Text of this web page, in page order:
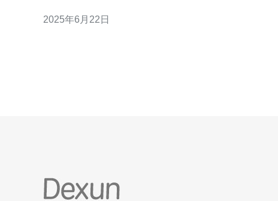
件。 新加坡VPS拥有稳定的网络速度和优质的服务，
2025年6月22日